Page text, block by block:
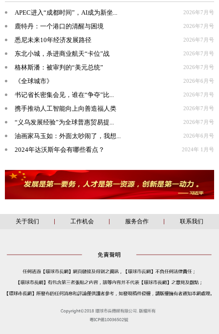
APEC进入“成都时间”，AI成为新坐... 2026年7月号
鹿特丹：一个港口的清醒与困境 2026年7月号
悉尼未来10年经济发展路径 2026年7月号
东北小城，杀进商业航天“卡位”战 2026年7月号
格林斯潘：被审判的“美元总统” 2026年7月号
《全球城市》 2026年6月号
书记省长密集会见，谁在“争夺”比... 2026年7月号
携手推动人工智能向上向善造福人类 2026年7月号
“义乌发展经验”为全球普惠贸易提... 2026年7月号
油画家马玉如：外面太吵闹了，我想... 2026年6月号
2024年达沃斯年会有哪些看点？ 2024年 1月号
关于我们 工作机会 服务合作 联系我们